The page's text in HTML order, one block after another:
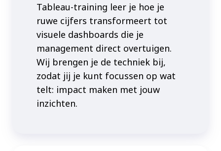
Tableau-training leer je hoe je
ruwe cijfers transformeert tot
visuele dashboards die je
management direct overtuigen.
Wij brengen je de techniek bij,
zodat jij je kunt focussen op wat
telt: impact maken met jouw
inzichten.